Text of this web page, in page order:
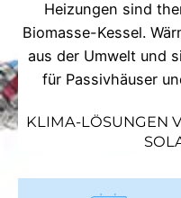
Heizungen sind
Biomasse-Kessel.
aus der Umwelt und
für Passivhäuser
KLIMA-LÖSUNGEN